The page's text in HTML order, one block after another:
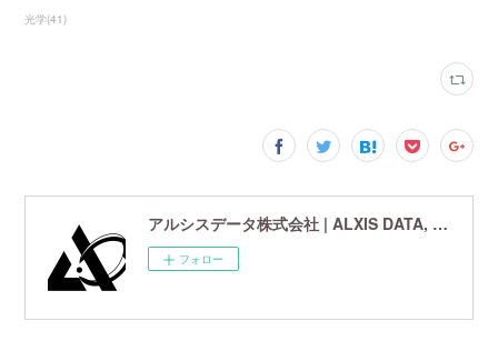
光学(41)
アルシスデータ株式会社 | ALXIS DATA, Inc. | 世界最先端の画像鮮鋭化技術研究開発企業
フォロー